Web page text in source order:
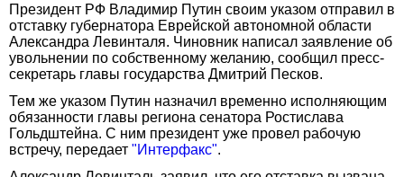
Президент РФ Владимир Путин своим указом отправил в
отставку губернатора Еврейской автономной области
Александра Левинталя. Чиновник написал заявление об
увольнении по собственному желанию, сообщил пресс-
секретарь главы государства Дмитрий Песков.
Тем же указом Путин назначил временно исполняющим
обязанности главы региона сенатора Ростислава
Гольдштейна. С ним президент уже провел рабочую
встречу, передает "Интерфакс".